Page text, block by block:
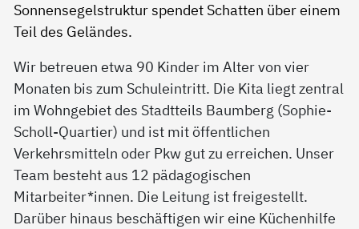
Wir betreuen etwa 90 Kinder im Alter von vier
Monaten bis zum Schuleintritt. Die Kita liegt zentral
im Wohngebiet des Stadtteils Baumberg (Sophie-
Scholl-Quartier) und ist mit öffentlichen
Verkehrsmitteln oder Pkw gut zu erreichen. Unser
Team besteht aus 12 pädagogischen
Mitarbeiter*innen. Die Leitung ist freigestellt.
Darüber hinaus beschäftigen wir eine Küchenhilfe